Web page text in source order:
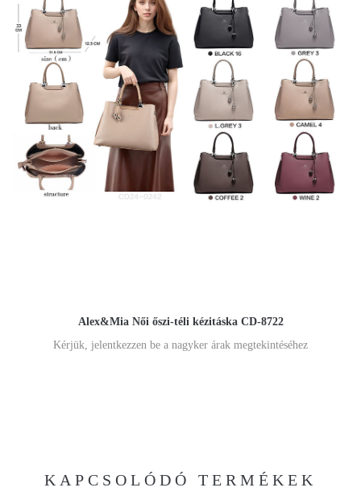
Alex&Mia Női őszi-téli kézitáska CD-8722
Kérjük, jelentkezzen be a nagyker árak megtekintéséhez
KAPCSOLÓDÓ TERMÉKEK